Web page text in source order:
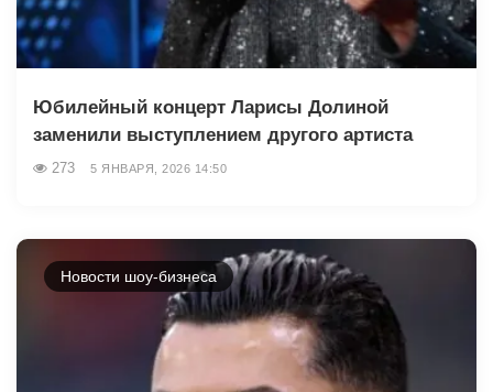
Юбилейный концерт Ларисы Долиной
заменили выступлением другого артиста
273 5 ЯНВАРЯ, 2026 14:50
Новости шоу-бизнеса